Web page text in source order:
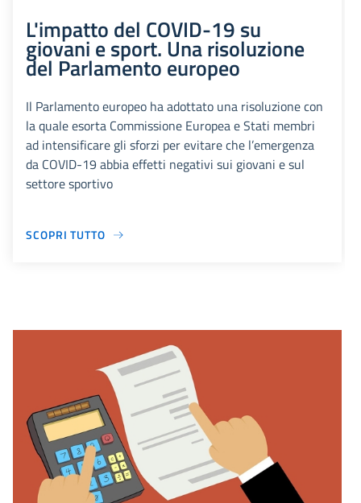
L'impatto del COVID-19 su
giovani e sport. Una risoluzione
del Parlamento europeo
Il Parlamento europeo ha adottato una risoluzione con
la quale esorta Commissione Europea e Stati membri
ad intensificare gli sforzi per evitare che l’emergenza
da COVID-19 abbia effetti negativi sui giovani e sul
settore sportivo
SCOPRI TUTTO